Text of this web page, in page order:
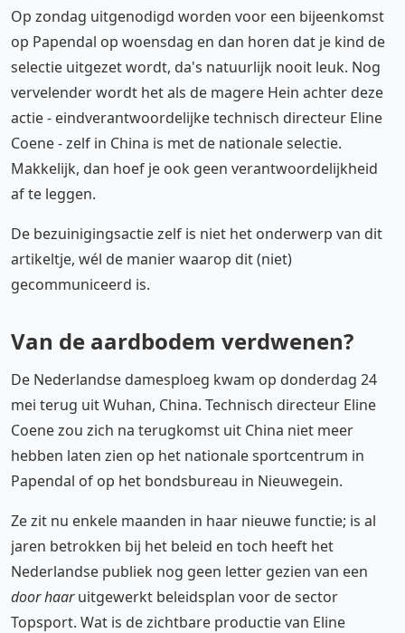
Op zondag uitgenodigd worden voor een bijeenkomst
op Papendal op woensdag en dan horen dat je kind de
selectie uitgezet wordt, da's natuurlijk nooit leuk. Nog
vervelender wordt het als de magere Hein achter deze
actie - eindverantwoordelijke technisch directeur Eline
Coene - zelf in China is met de nationale selectie.
Makkelijk, dan hoef je ook geen verantwoordelijkheid
af te leggen.
De bezuinigingsactie zelf is niet het onderwerp van dit
artikeltje, wél de manier waarop dit (niet)
gecommuniceerd is.
Van de aardbodem verdwenen?
De Nederlandse damesploeg kwam op donderdag 24
mei terug uit Wuhan, China. Technisch directeur Eline
Coene zou zich na terugkomst uit China niet meer
hebben laten zien op het nationale sportcentrum in
Papendal of op het bondsbureau in Nieuwegein.
Ze zit nu enkele maanden in haar nieuwe functie; is al
jaren betrokken bij het beleid en toch heeft het
Nederlandse publiek nog geen letter gezien van een
door haaruitgewerkt beleidsplan voor de sector
Topsport. Wat is de zichtbare productie van Eline